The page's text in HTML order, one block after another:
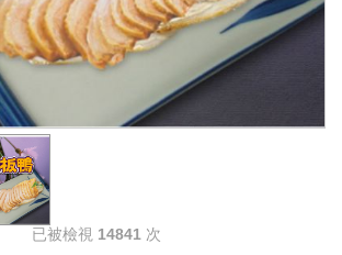
已被檢視 14841 次